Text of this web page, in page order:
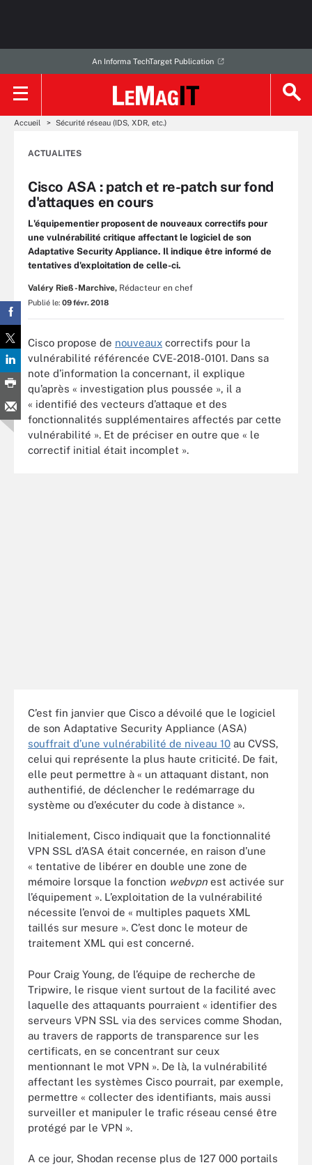
An Informa TechTarget Publication
Accueil Sécurité réseau (IDS, XDR, etc.)
ACTUALITES
Cisco ASA : patch et re-patch sur fond
d'attaques en cours
L'équipementier proposent de nouveaux correctifs pour
une vulnérabilité critique affectant le logiciel de son
Adaptative Security Appliance. Il indique être informé de
tentatives d'exploitation de celle-ci.
Valéry Rieß-Marchive, Rédacteur en chef
Publié le: 09 févr. 2018
Cisco propose de nouveaux correctifs pour la
vulnérabilité référencée CVE-2018-0101. Dans sa
note d’information la concernant, il explique
qu’après « investigation plus poussée », il a
« identifié des vecteurs d’attaque et des
fonctionnalités supplémentaires affectés par cette
vulnérabilité ». Et de préciser en outre que « le
correctif initial était incomplet ».
C’est fin janvier que Cisco a dévoilé que le logiciel
de son Adaptative Security Appliance (ASA)
souffrait d’une vulnérabilité de niveau 10 au CVSS,
celui qui représente la plus haute criticité. De fait,
elle peut permettre à « un attaquant distant, non
authentifié, de déclencher le redémarrage du
système ou d’exécuter du code à distance ».
Initialement, Cisco indiquait que la fonctionnalité
VPN SSL d’ASA était concernée, en raison d’une
« tentative de libérer en double une zone de
mémoire lorsque la fonction webvpn est activée sur
l’équipement ». L’exploitation de la vulnérabilité
nécessite l’envoi de « multiples paquets XML
taillés sur mesure ». C’est donc le moteur de
traitement XML qui est concerné.
Pour Craig Young, de l’équipe de recherche de
Tripwire, le risque vient surtout de la facilité avec
laquelle des attaquants pourraient « identifier des
serveurs VPN SSL via des services comme Shodan,
au travers de rapports de transparence sur les
certificats, en se concentrant sur ceux
mentionnant le mot VPN ». De là, la vulnérabilité
affectant les systèmes Cisco pourrait, par exemple,
permettre « collecter des identifiants, mais aussi
surveiller et manipuler le trafic réseau censé être
protégé par le VPN ».
A ce jour, Shodan recense plus de 127 000 portails